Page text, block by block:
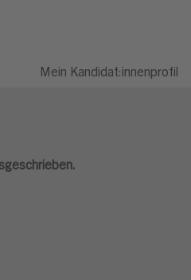
Mein Kandidat:innenprofil